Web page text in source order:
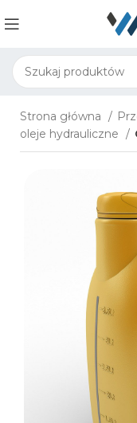
Strona główna
oleje hydrauliczne